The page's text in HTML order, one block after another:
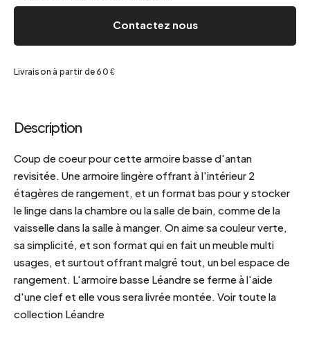
Contactez nous
Livraison à partir de 60 €
Description
Coup de coeur pour cette armoire basse d'antan
revisitée. Une armoire lingère offrant à l'intérieur 2
étagères de rangement, et un format bas pour y stocker
le linge dans la chambre ou la salle de bain, comme de la
vaisselle dans la salle à manger. On aime sa couleur verte,
sa simplicité, et son format qui en fait un meuble multi
usages, et surtout offrant malgré tout, un bel espace de
rangement. L'armoire basse Léandre se ferme à l'aide
d'une clef et elle vous sera livrée montée. Voir toute la
collection Léandre